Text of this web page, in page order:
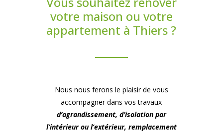
votre maison ou votre
appartement à Thiers ?
Nous nous ferons le plaisir de vous
accompagner dans vos travaux
d’agrandissement, d’isolation par
l’intérieur ou l’extérieur, remplacement